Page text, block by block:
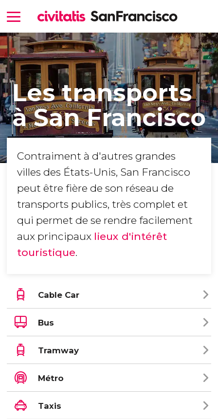
Les transports
à San Francisco
Contraiment à d'autres grandes
villes des États-Unis, San Francisco
peut être fière de son réseau de
transports publics, très complet et
qui permet de se rendre facilement
aux principaux lieux d'intérêt
touristique.
Cable Car
Bus
Tramway
Métro
Taxis